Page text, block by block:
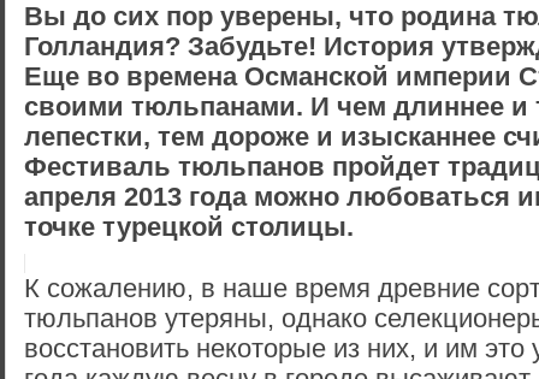
Вы до сих пор уверены, что родина
Голландия? Забудьте! История
Еще во времена Османской империи
своими тюльпанами. И чем длиннее
лепестки, тем дороже и изысканнее
Фестиваль тюльпанов пройдет
апреля 2013 года можно любоваться
точке турецкой столицы.
К сожалению, в наше время древние
тюльпанов утеряны, однако
восстановить некоторые из них, и им